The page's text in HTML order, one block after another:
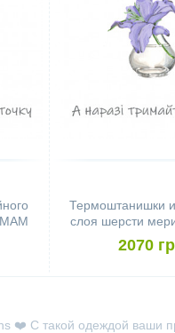
Термоштанишки
слоя шерсти
Manymonths
бирюзово-
2070
С такой одеждой ваши